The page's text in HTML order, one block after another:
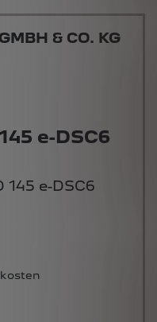
e-DSC6
& CO. KG